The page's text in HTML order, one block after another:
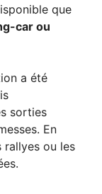
que
car ou
a été
sorties
En
rallyes ou les